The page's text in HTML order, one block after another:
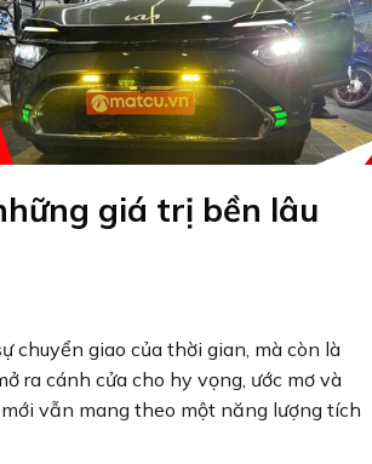
giá trị bền lâu
chuyển giao của thời gian, mà còn là
ra cánh cửa cho hy vọng, ước mơ và
vẫn mang theo một năng lượng tích